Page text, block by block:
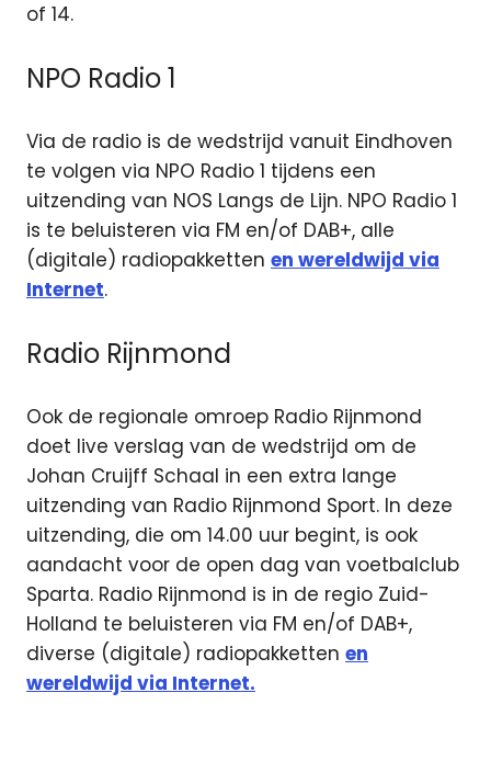
of 14.
NPO Radio 1
Via de radio is de wedstrijd vanuit Eindhoven
te volgen via NPO Radio 1 tijdens een
uitzending van NOS Langs de Lijn. NPO Radio 1
is te beluisteren via FM en/of DAB+, alle
(digitale) radiopakketten en wereldwijd via
Internet.
Radio Rijnmond
Ook de regionale omroep Radio Rijnmond
doet live verslag van de wedstrijd om de
Johan Cruijff Schaal in een extra lange
uitzending van Radio Rijnmond Sport. In deze
uitzending, die om 14.00 uur begint, is ook
aandacht voor de open dag van voetbalclub
Sparta. Radio Rijnmond is in de regio Zuid-
Holland te beluisteren via FM en/of DAB+,
diverse (digitale) radiopakketten en
wereldwijd via Internet.